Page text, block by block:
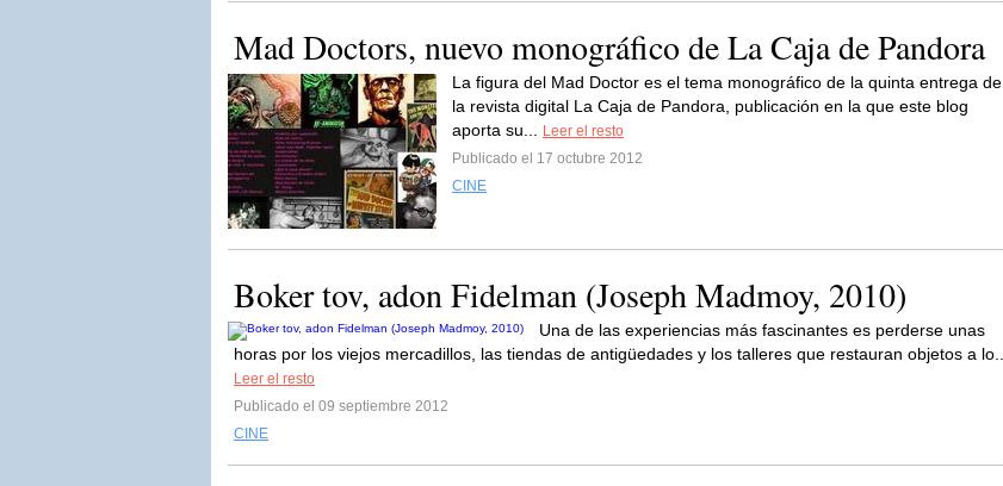
Mad Doctors, nuevo monográfico de La Caja de Pandora
La figura del Mad Doctor es el tema monográfico de la quinta entrega de
la revista digital La Caja de Pandora, publicación en la que este blog
aporta su...
Leer el resto
Publicado el 17 octubre 2012
CINE
Boker tov, adon Fidelman (Joseph Madmoy, 2010)
Una de las experiencias más fascinantes es perderse unas
horas por los viejos mercadillos, las tiendas de antigüedades y los talleres que restauran objetos a lo...
Leer el resto
Publicado el 09 septiembre 2012
CINE